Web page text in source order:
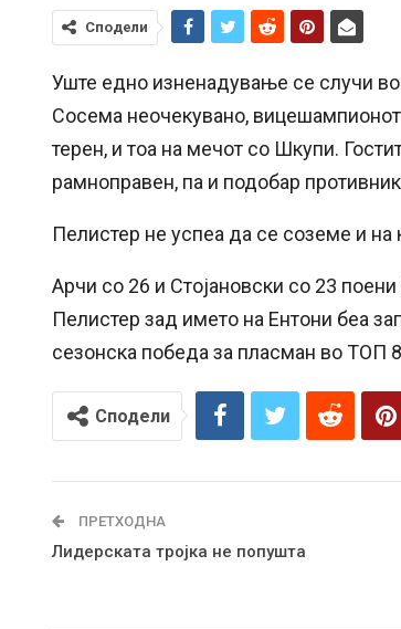
Сподели
Уште едно изненадување се случи
Сосема неочекувано,
терен, и тоа на мечот со Шкупи.
рамноправен, па и подобар
Пелистер не успеа да се соземе и на
Арчи со 26 и Стојановски со 23
Пелистер зад името на Ентони беа
сезонска победа за пласман во ТОП
Сподели
ПРЕТХОДНА
Лидерската тројка не попушта